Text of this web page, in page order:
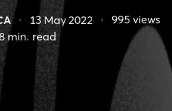
13 May 2022 995views
min. read